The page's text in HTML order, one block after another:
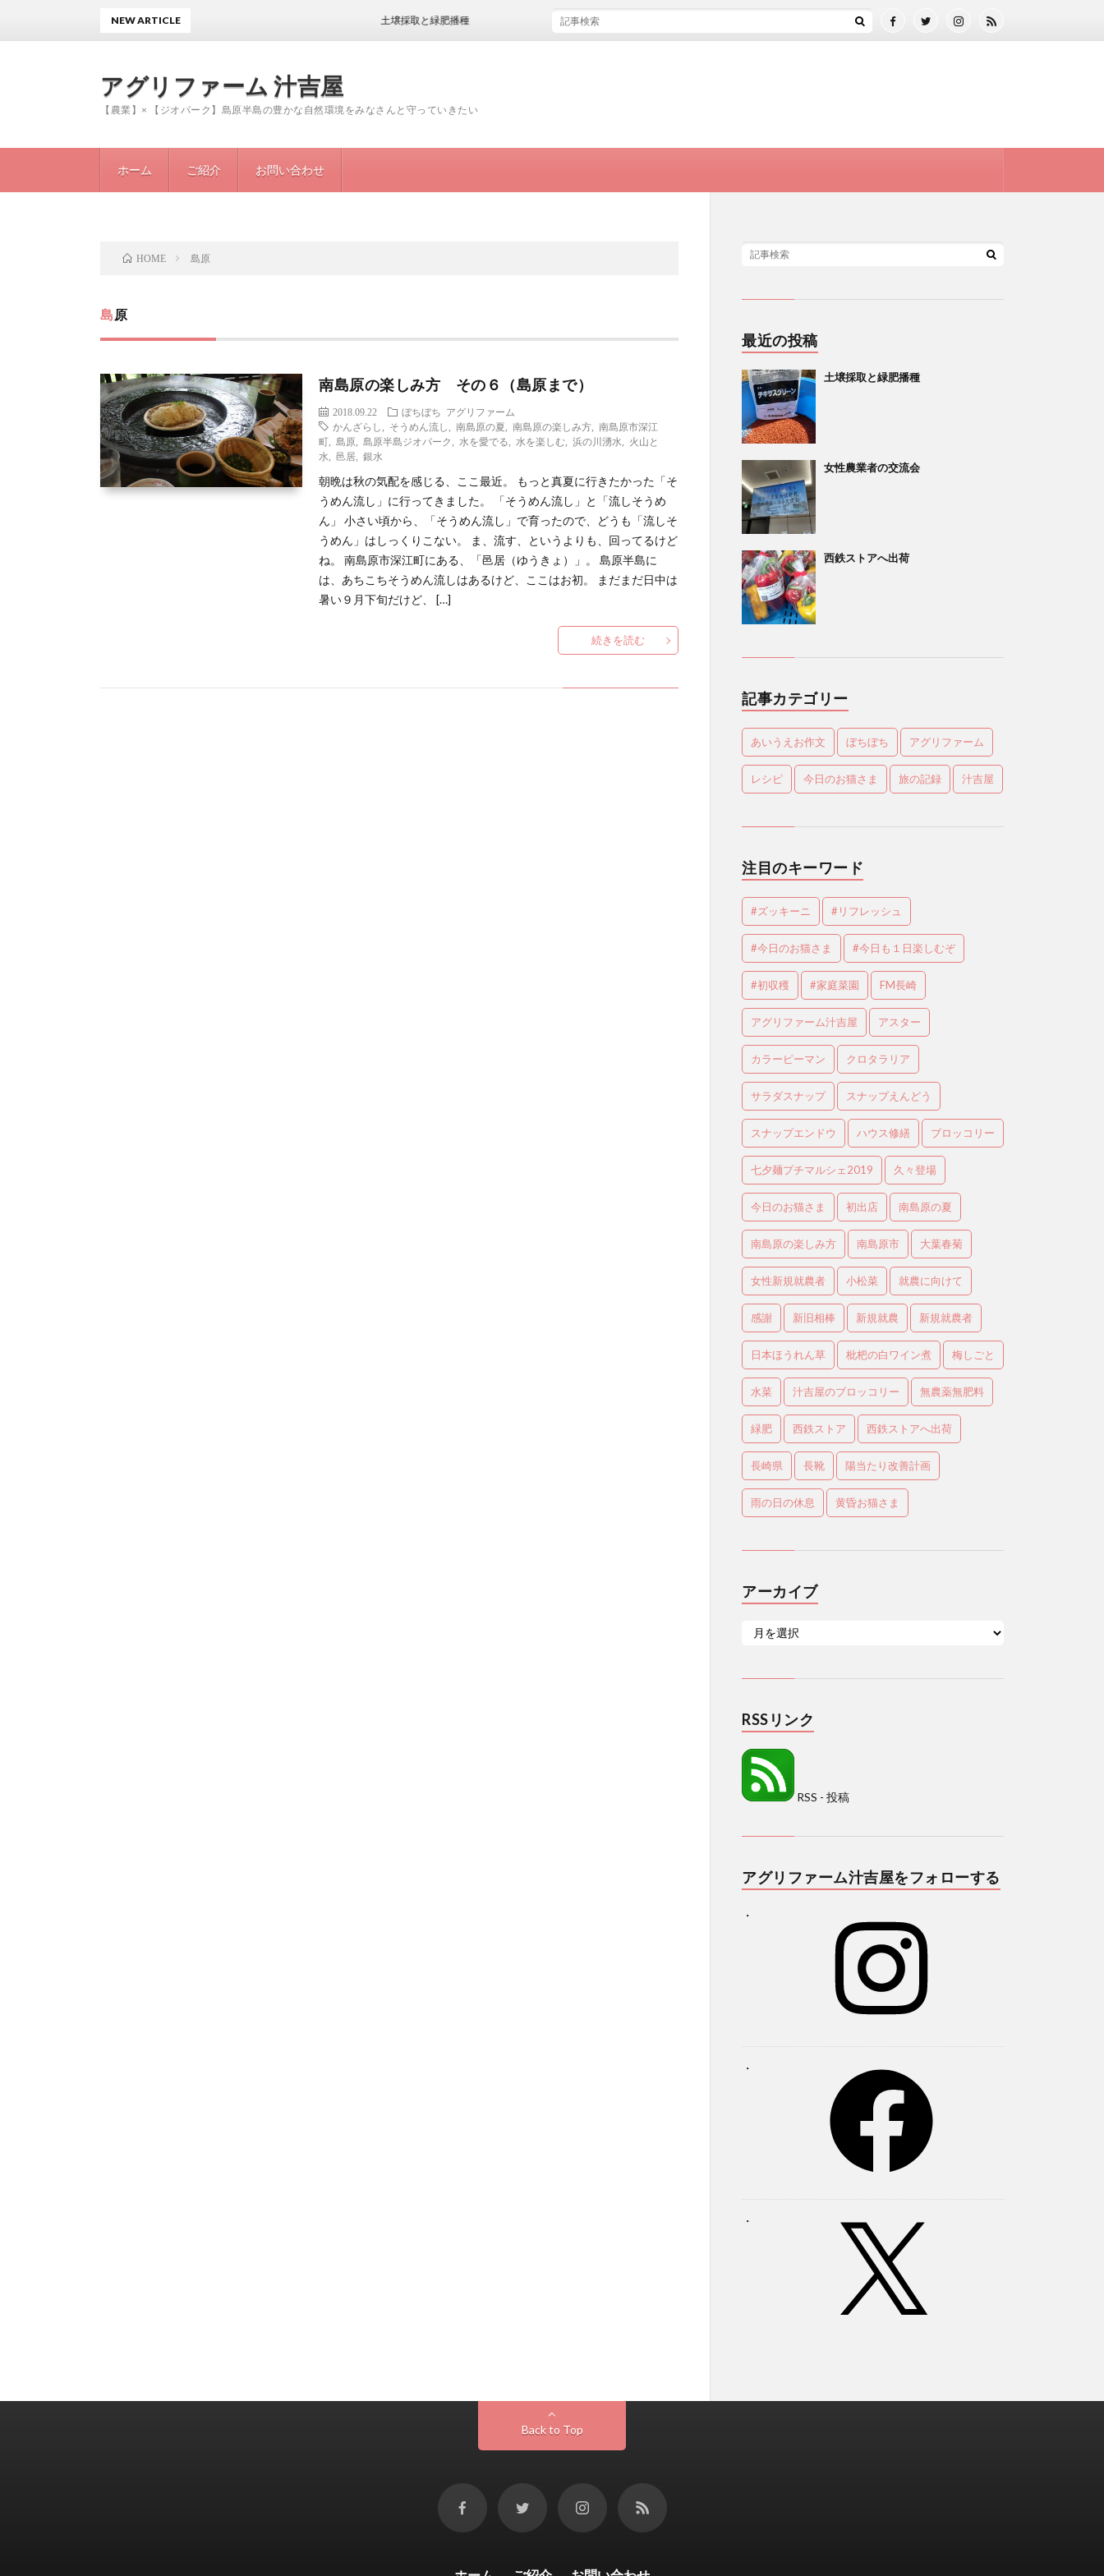
アグリファーム 汁吉屋
【農業】× 【ジオパーク】島原半島の豊かな自然環境をみなさんと守っていきたい
ホーム ご紹介 お問い合わせ
NEW ARTICLE 土壌採取と緑肥播種
HOME 島原
島原
南島原の楽しみ方 その６（島原まで）
2018.09.22 ぼちぼち
アグリファーム
かんざらし
そうめん流し ,南島原の夏 ,南島原の楽しみ方 ,南島原市深江
町
島原 島原半島ジオパーク ,水を愛でる ,水を楽しむ ,浜の川湧水
火山と
水
,邑居 ,銀水
朝晩は秋の気配を感じる、ここ最近。 もっと真夏に行きたかった「そ
うめん流し」に行ってきました。 「そうめん流し」と「流しそうめ
ん」 小さい頃から、「そうめん流し」で育ったので、どうも「流しそ
うめん」はしっくりこない。 ま、流す、というよりも、回ってるけど
ね。 南島原市深江町にある、「邑居（ゆうきょ）」。 島原半島に
は、あちこちそうめん流しはあるけど、ここはお初。 まだまだ日中は
暑い９月下旬だけど、 […]
続きを読む
最近の投稿
土壌採取と緑肥播種
女性農業者の交流会
西鉄ストアへ出荷
記事カテゴリー
あいうえお作文 ぼちぼち アグリファーム
レシピ 今日のお猫さま 旅の記録 汁吉屋
注目のキーワード
#ズッキーニ #リフレッシュ
#今日のお猫さま #今日も１日楽しむぞ
#初収穫 #家庭菜園 FM長崎
アグリファーム汁吉屋 アスター
カラーピーマン クロタラリア
サラダスナップ スナップえんどう
スナップエンドウ ハウス修繕 ブロッコリー
七夕麺プチマルシェ2019 久々登場
今日のお猫さま 初出店 南島原の夏
南島原の楽しみ方 南島原市 大葉春菊
女性新規就農者 小松菜 就農に向けて
感謝 新旧相棒 新規就農 新規就農者
日本ほうれん草 枇杷の白ワイン煮 梅しごと
水菜 汁吉屋のブロッコリー 無農薬無肥料
緑肥 西鉄ストア 西鉄ストアへ出荷
長崎県 長靴 陽当たり改善計画
雨の日の休息 黄昏お猫さま
アーカイブ
RSSリンク
RSS - 投稿
アグリファーム汁吉屋をフォローする
Back to Top